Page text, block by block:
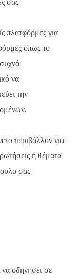
πλατφόρμες για
όπως το
να
την
περιβάλλον για
ή θέματα
σας.
οδηγήσει σε